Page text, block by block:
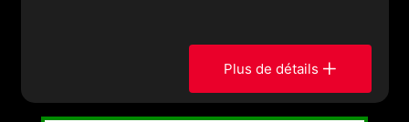
Plus de détails